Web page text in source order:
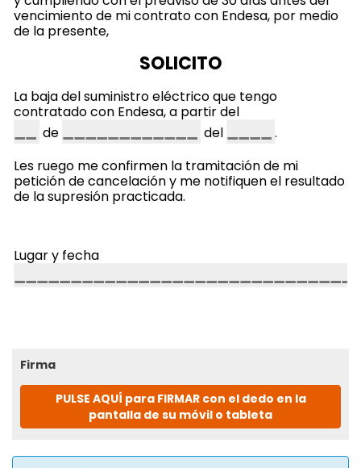
vencimiento de mi contrato con Endesa, por medio
de la presente,
SOLICITO
La baja del suministro eléctrico que tengo
contratado con Endesa, a partir del
de
del
.
Les ruego me confirmen la tramitación de mi
petición de cancelación y me notifiquen el resultado
de la supresión practicada.
Lugar y fecha
Firma
PULSE AQUÍ para FIRMAR con el dedo en la
pantalla de su móvil o tableta